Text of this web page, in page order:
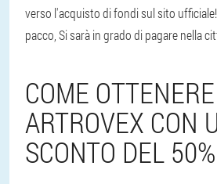
verso l'acquisto di fondi sul sito
pacco, Si sarà in grado di pagare nella
COME OTTENERE
ARTROVEX CON
SCONTO DEL 50%